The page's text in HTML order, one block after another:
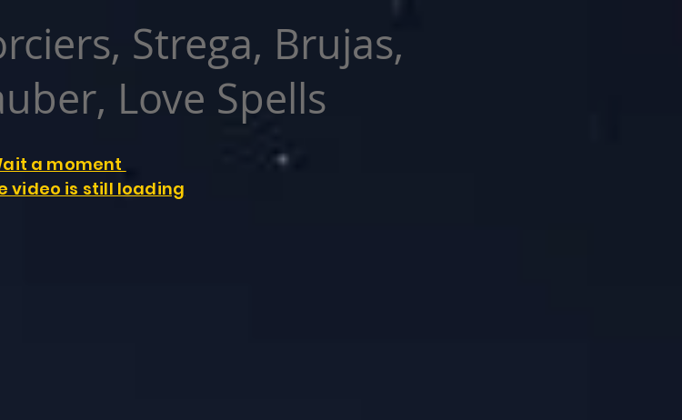
Strega, Brujas,
Love Spells
a moment
video is still loading